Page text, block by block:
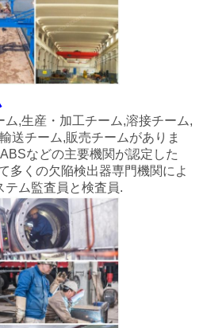
,生産・加工チーム,溶接チーム,
送チーム,販売チームがありま
などの主要機関が認定した
多くの欠陥検出器専門機関によ
テム監査員と検査員.